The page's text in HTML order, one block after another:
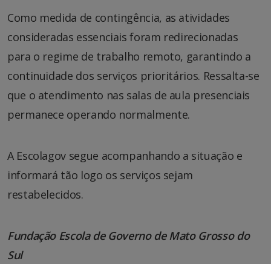
Como medida de contingência, as atividades
consideradas essenciais foram redirecionadas
para o regime de trabalho remoto, garantindo a
continuidade dos serviços prioritários. Ressalta-se
que o atendimento nas salas de aula presenciais
permanece operando normalmente.
A Escolagov segue acompanhando a situação e
informará tão logo os serviços sejam
restabelecidos.
Fundação Escola de Governo de Mato Grosso do
Sul